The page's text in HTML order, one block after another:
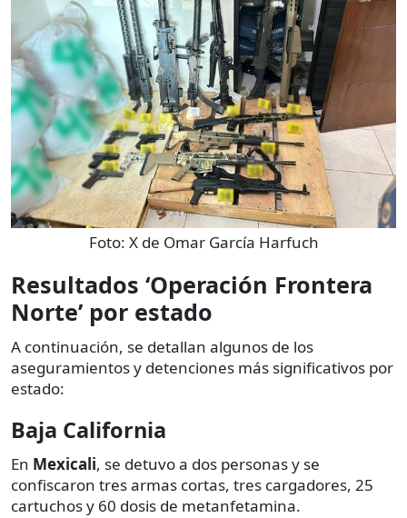
Foto: X de Omar García Harfuch
Resultados ‘Operación Frontera
Norte’ por estado
A continuación, se detallan algunos de los
aseguramientos y detenciones más significativos por
estado:
Baja California
En Mexicali, se detuvo a dos personas y se
confiscaron tres armas cortas, tres cargadores, 25
cartuchos y 60 dosis de metanfetamina.